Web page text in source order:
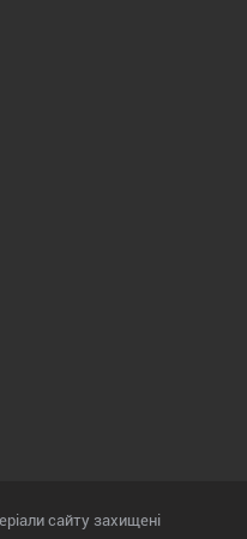
сайту захищені